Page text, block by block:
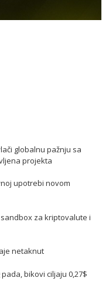
globalnu pažnju sa
projekta
upotrebi novom
za kriptovalute i
netaknut
bikovi ciljaju 0,27$